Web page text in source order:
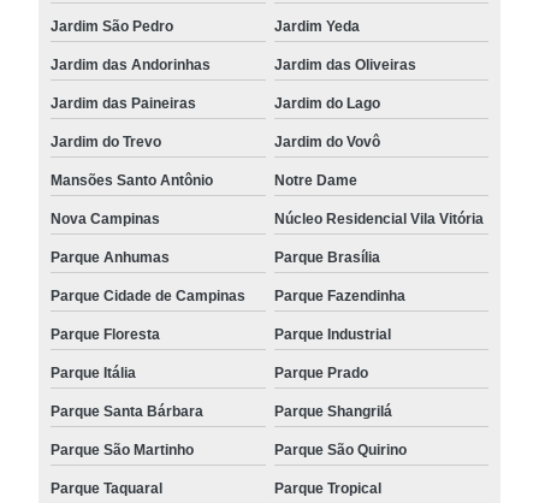
Jardim São Pedro Jardim Yeda
Jardim das Andorinhas Jardim das Oliveiras
Jardim das Paineiras Jardim do Lago
Jardim do Trevo Jardim do Vovô
Mansões Santo Antônio Notre Dame
Nova Campinas Núcleo Residencial Vila Vitória
Parque Anhumas Parque Brasília
Parque Cidade de Campinas Parque Fazendinha
Parque Floresta Parque Industrial
Parque Itália Parque Prado
Parque Santa Bárbara Parque Shangrilá
Parque São Martinho Parque São Quirino
Parque Taquaral Parque Tropical